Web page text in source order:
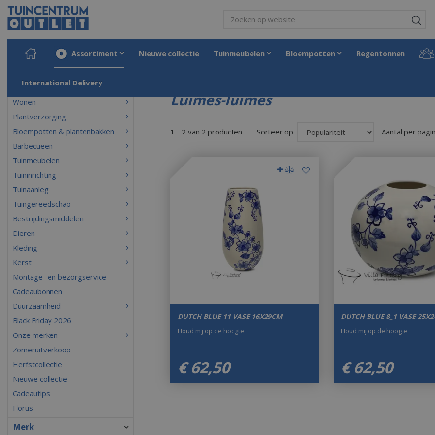
Ga
naar
content
Home Producten
Assortiment Nieuwe collectie Tuinmeubelen Bloempotten Regentonnen
International Delivery
Luimes-luimes
1 - 2 van 2 producten Aantal per
Sorteer op
DUTCH BLUE 11 VASE 16X29CM
€ 62,50
Houd mij op de hoogte
DUTCH BLUE 8_1 VASE
€ 62,50
Houd mij op de hoogte
Wonen
Plantverzorging
Bloempotten & plantenbakken
Barbecueën
Tuinmeubelen
Tuininrichting
Tuinaanleg
Tuingereedschap
Bestrijdingsmiddelen
Dieren
Kleding
Kerst
Montage- en bezorgservice
Cadeaubonnen
Duurzaamheid
Black Friday 2026
Onze merken
Zomeruitverkoop
Herfstcollectie
Nieuwe collectie
Cadeautips
Florus
Merk